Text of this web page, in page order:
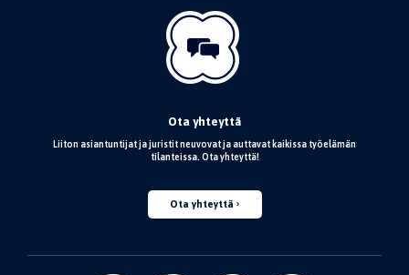
Ota yhteyttä
Liiton asiantuntijat ja juristit neuvovat ja auttavat kaikissa työelämän
tilanteissa. Ota yhteyttä!
Ota yhteyttä